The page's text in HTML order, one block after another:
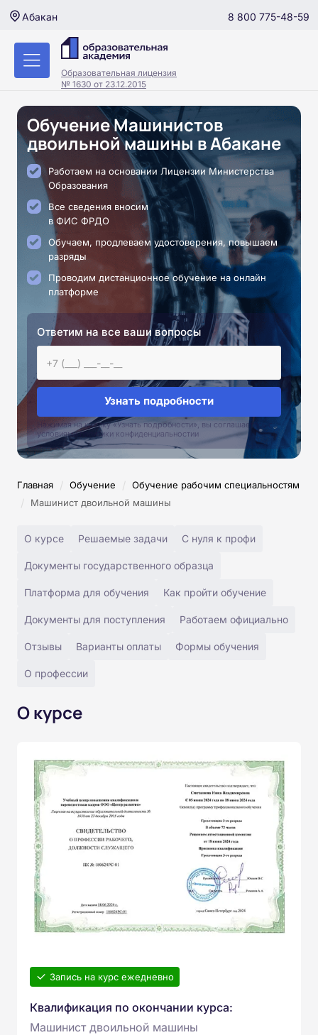
Абакан 8 800 775-48-59
Образовательная лицензия
№ 1630 от 23.12.2015
Обучение Машинистов
двоильной машины в Абакане
Работаем на основании Лицензии Министерства
Образования
Все сведения вносим
в ФИС ФРДО
Обучаем, продлеваем удостоверения, повышаем
разряды
Проводим дистанционное обучение на онлайн
платформе
Ответим на все ваши вопросы
Узнать подробности
Нажимая на кнопку «Узнать подробности», вы соглашаетесь с
условиями политики конфиденциальностии
Главная / Обучение / Обучение рабочим специальностям
/ Машинист двоильной машины
О курсе Решаемые задачи С нуля к профи
Документы государственного образца
Платформа для обучения Как пройти обучение
Документы для поступления Работаем официально
Отзывы Варианты оплаты Формы обучения
О профессии
О курсе
Запись на курс ежедневно
Квалификация по окончании курса:
Машинист двоильной машины